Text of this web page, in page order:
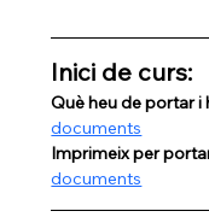
Inici de curs:
Què heu de portar i
documents
Imprimeix per
documents